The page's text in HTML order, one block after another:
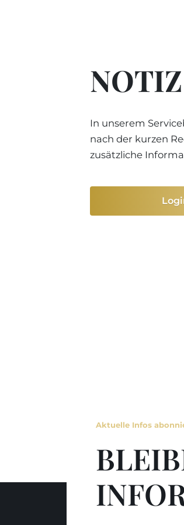
In unserem
nach der kurzen
zusätzliche
Aktuelle Infos